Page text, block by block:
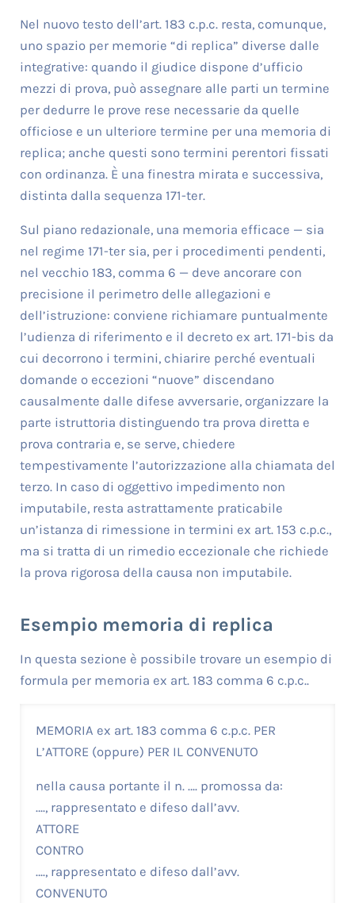
Nel nuovo testo dell’art. 183 c.p.c. resta, comunque,
uno spazio per memorie “di replica” diverse dalle
integrative: quando il giudice dispone d’ufficio
mezzi di prova, può assegnare alle parti un termine
per dedurre le prove rese necessarie da quelle
officiose e un ulteriore termine per una memoria di
replica; anche questi sono termini perentori fissati
con ordinanza. È una finestra mirata e successiva,
distinta dalla sequenza 171-ter.
Sul piano redazionale, una memoria efficace — sia
nel regime 171-ter sia, per i procedimenti pendenti,
nel vecchio 183, comma 6 — deve ancorare con
precisione il perimetro delle allegazioni e
dell’istruzione: conviene richiamare puntualmente
l’udienza di riferimento e il decreto ex art. 171-bis da
cui decorrono i termini, chiarire perché eventuali
domande o eccezioni “nuove” discendano
causalmente dalle difese avversarie, organizzare la
parte istruttoria distinguendo tra prova diretta e
prova contraria e, se serve, chiedere
tempestivamente l’autorizzazione alla chiamata del
terzo. In caso di oggettivo impedimento non
imputabile, resta astrattamente praticabile
un’istanza di rimessione in termini ex art. 153 c.p.c.,
ma si tratta di un rimedio eccezionale che richiede
la prova rigorosa della causa non imputabile.
Esempio memoria di replica
In questa sezione è possibile trovare un esempio di
formula per memoria ex art. 183 comma 6 c.p.c..
MEMORIA ex art. 183 comma 6 c.p.c. PER
L’ATTORE (oppure) PER IL CONVENUTO
nella causa portante il n. …. promossa da:
…., rappresentato e difeso dall’avv.
ATTORE
CONTRO
…., rappresentato e difeso dall’avv.
CONVENUTO